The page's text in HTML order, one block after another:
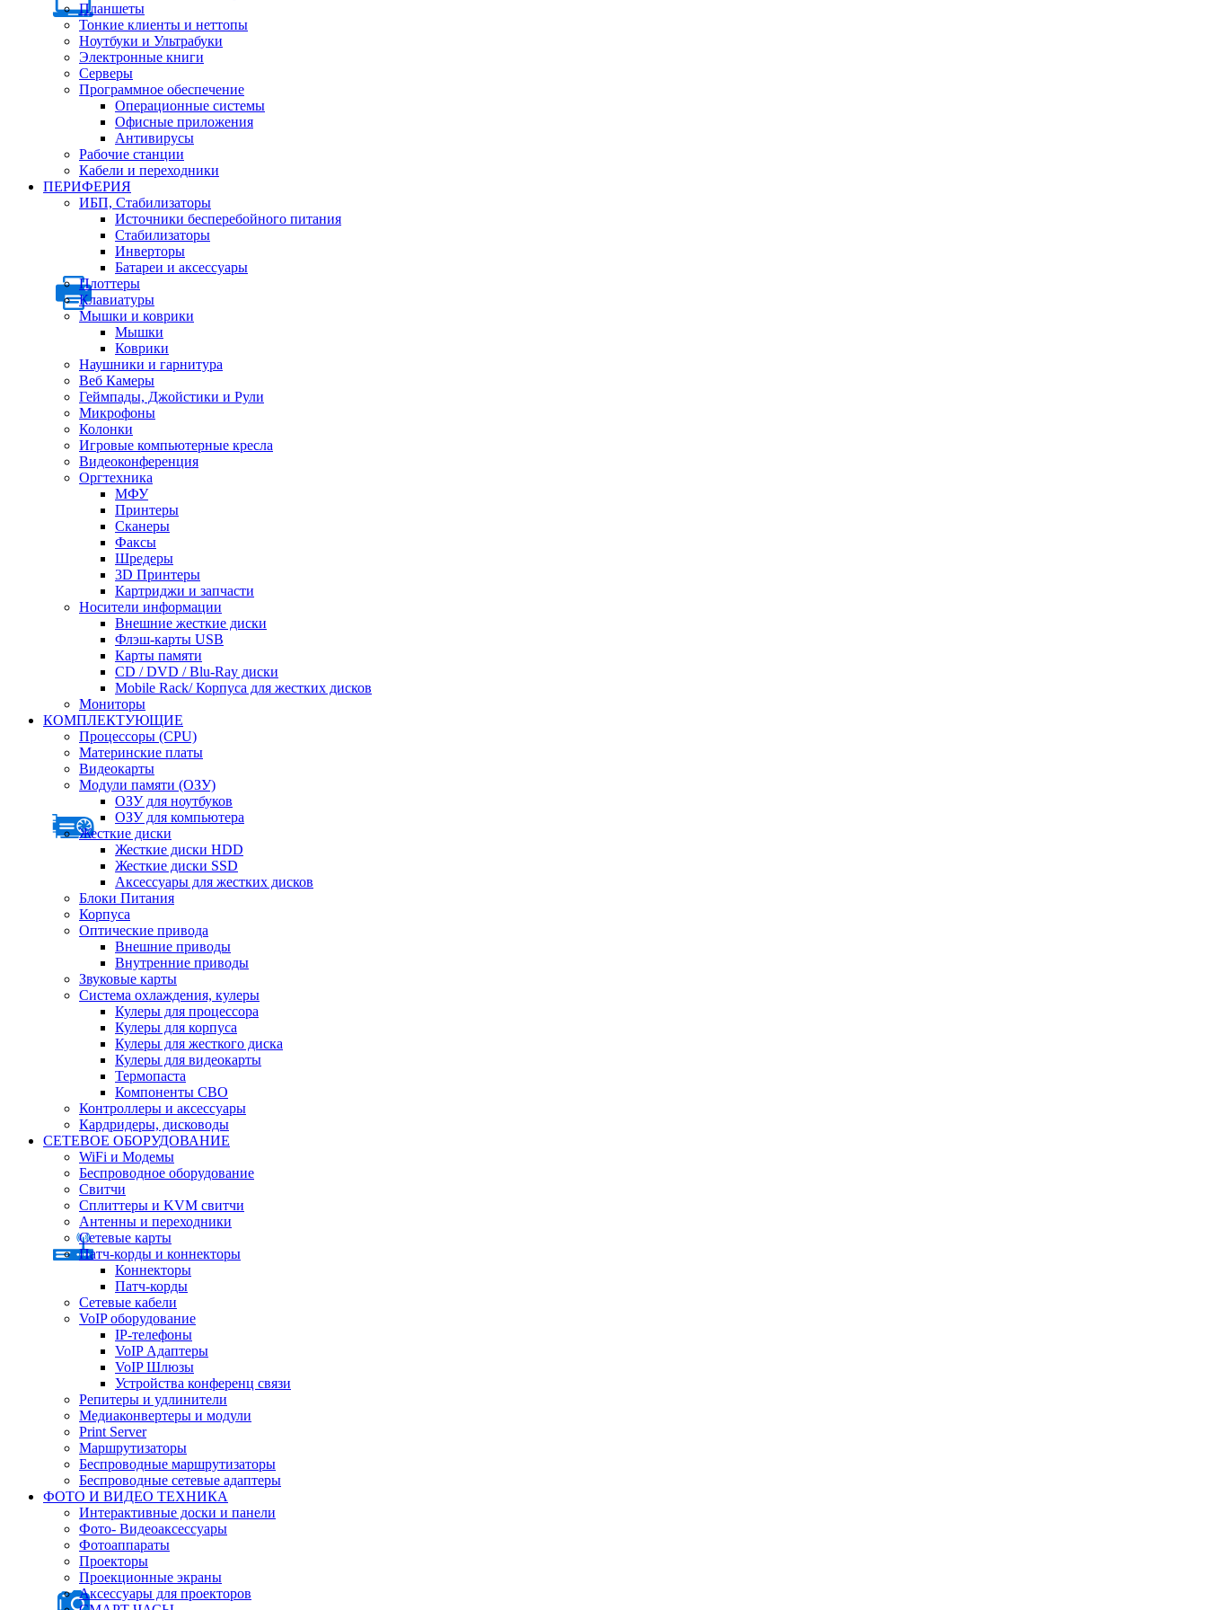
Планшеты
Тонкие клиенты и неттопы
Ноутбуки и Ультрабуки
Электронные книги
Серверы
Программное обеспечение
Операционные системы
Офисные приложения
Антивирусы
Рабочие станции
Кабели и переходники
ПЕРИФЕРИЯ
ИБП, Стабилизаторы
Источники бесперебойного питания
Стабилизаторы
Инверторы
Батареи и аксессуары
Плоттеры
Клавиатуры
Мышки и коврики
Мышки
Коврики
Наушники и гарнитура
Веб Камеры
Геймпады, Джойстики и Рули
Микрофоны
Колонки
Игровые компьютерные кресла
Видеоконференция
Оргтехника
МФУ
Принтеры
Сканеры
Факсы
Шредеры
3D Принтеры
Картриджи и запчасти
Носители информации
Внешние жесткие диски
Флэш-карты USB
Карты памяти
CD / DVD / Blu-Ray диски
Mobile Rack/ Корпуса для жестких дисков
Мониторы
КОМПЛЕКТУЮЩИЕ
Процессоры (CPU)
Материнские платы
Видеокарты
Модули памяти (ОЗУ)
ОЗУ для ноутбуков
ОЗУ для компьютера
Жесткие диски
Жесткие диски HDD
Жесткие диски SSD
Аксессуары для жестких дисков
Блоки Питания
Корпуса
Оптические привода
Внешние приводы
Внутренние приводы
Звуковые карты
Система охлаждения, кулеры
Кулеры для процессора
Кулеры для корпуса
Кулеры для жесткого диска
Кулеры для видеокарты
Термопаста
Компоненты СВО
Контроллеры и аксессуары
Кардридеры, дисководы
СЕТЕВОЕ ОБОРУДОВАНИЕ
WiFi и Модемы
Беспроводное оборудование
Свитчи
Сплиттеры и KVM свитчи
Антенны и переходники
Сетевые карты
Патч-корды и коннекторы
Коннекторы
Патч-корды
Сетевые кабели
VoIP оборудование
IP-телефоны
VoIP Адаптеры
VoIP Шлюзы
Устройства конференц связи
Репитеры и удлинители
Медиаконвертеры и модули
Print Server
Маршрутизаторы
Беспроводные маршрутизаторы
Беспроводные сетевые адаптеры
ФОТО И ВИДЕО ТЕХНИКА
Интерактивные доски и панели
Фото- Видеоаксессуары
Фотоаппараты
Проекторы
Проекционные экраны
Аксессуары для проекторов